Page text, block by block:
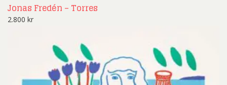
Jonas Fredén – Torres
2.800 kr